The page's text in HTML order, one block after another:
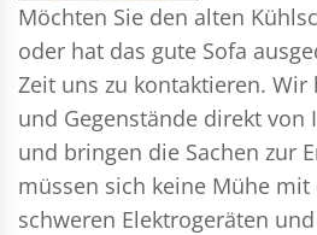
Möchten Sie den alten
oder hat das gute Sofa
Zeit uns zu kontaktieren.
und Gegenstände direkt von
und bringen die Sachen zur
müssen sich keine Mühe mit
schweren Elektrogeräten